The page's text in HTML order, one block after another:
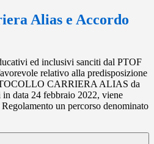
Alias e Accordo
ed inclusivi sanciti dal PTOF
relativo alla predisposizione
CARRIERA ALIAS da
data 24 febbraio 2022, viene
un percorso denominato